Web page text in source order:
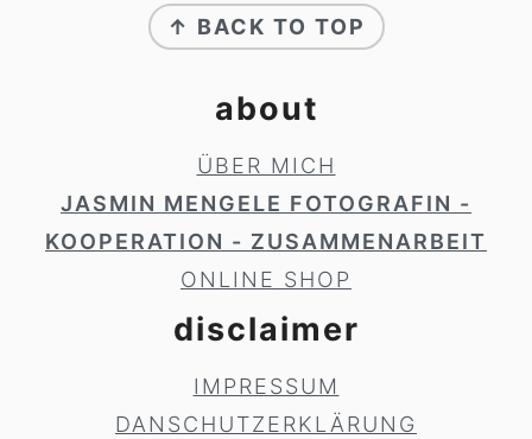
↑ BACK TO TOP
about
ÜBER MICH
JASMIN MENGELE FOTOGRAFIN -
KOOPERATION - ZUSAMMENARBEIT
ONLINE SHOP
disclaimer
IMPRESSUM
DANSCHUTZERKLÄRUNG